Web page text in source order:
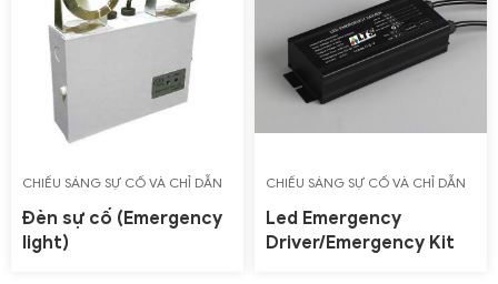
CHIẾU SÁNG SỰ CỐ VÀ CHỈ DẪN
THOÁT NẠN (EMERGENCY & EXIT
LIGHT)
Đèn sự cố (Emergency
light)
CHIẾU SÁNG SỰ CỐ VÀ CHỈ DẪN
Led Emergency
Driver/Emergency Kit